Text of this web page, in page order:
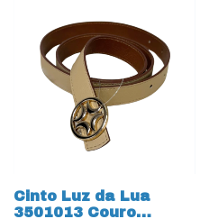
Cinto Luz da Lua
3501013 Couro